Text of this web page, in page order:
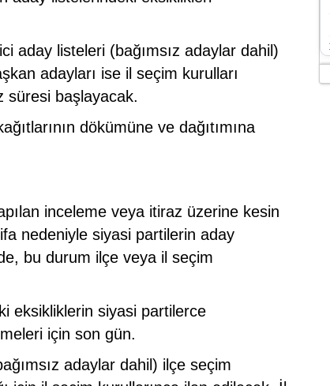
aday listeleri (bağımsız adaylar dahil)
adayları ise il seçim kurulları
süresi başlayacak.
dökümüne ve dağıtımına
inceleme veya itiraz üzerine kesin
nedeniyle siyasi partilerin aday
bu durum ilçe veya il seçim
eksikliklerin siyasi partilerce
için son gün.
adaylar dahil) ilçe seçim